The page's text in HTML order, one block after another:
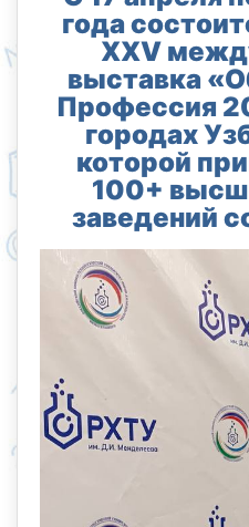
года
XXV
выставка
Профессия
городах
которой
100+
заведений